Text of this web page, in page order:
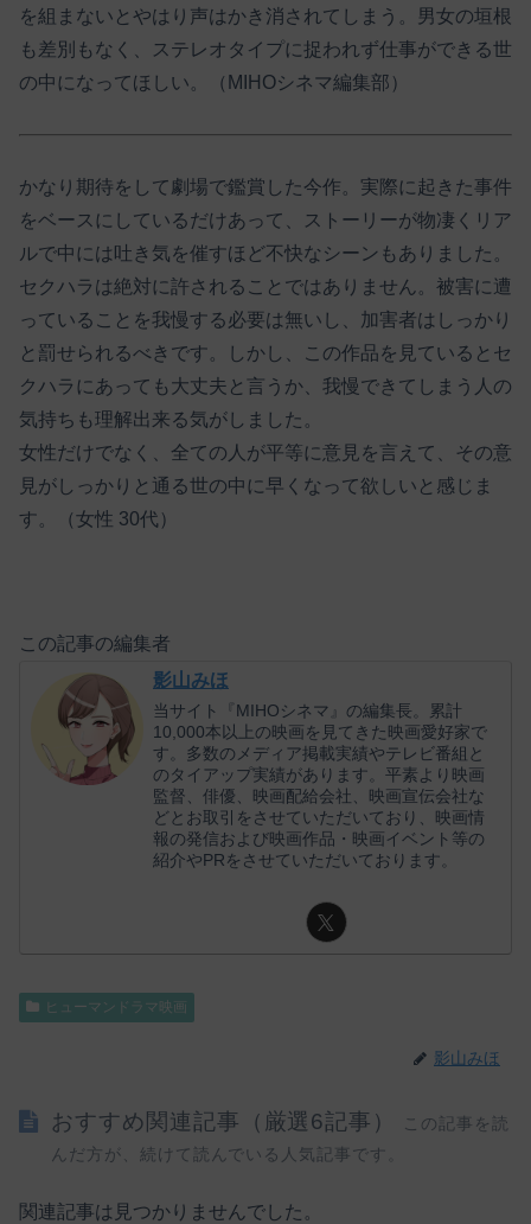
を組まないとやはり声はかき消されてしまう。男女の垣根
も差別もなく、ステレオタイプに捉われず仕事ができる世
の中になってほしい。（MIHOシネマ編集部）
かなり期待をして劇場で鑑賞した今作。実際に起きた事件
をベースにしているだけあって、ストーリーが物凄くリア
ルで中には吐き気を催すほど不快なシーンもありました。
セクハラは絶対に許されることではありません。被害に遭
っていることを我慢する必要は無いし、加害者はしっかり
と罰せられるべきです。しかし、この作品を見ているとセ
クハラにあっても大丈夫と言うか、我慢できてしまう人の
気持ちも理解出来る気がしました。
女性だけでなく、全ての人が平等に意見を言えて、その意
見がしっかりと通る世の中に早くなって欲しいと感じま
す。（女性 30代）
この記事の編集者
影山みほ
当サイト『MIHOシネマ』の編集長。累計
10,000本以上の映画を見てきた映画愛好家で
す。多数のメディア掲載実績やテレビ番組と
のタイアップ実績があります。平素より映画
監督、俳優、映画配給会社、映画宣伝会社な
どとお取引をさせていただいており、映画情
報の発信および映画作品・映画イベント等の
紹介やPRをさせていただいております。
ヒューマンドラマ映画
影山みほ
おすすめ関連記事（厳選6記事）
この記事を読
んだ方が、続けて読んでいる人気記事です。
関連記事は見つかりませんでした。